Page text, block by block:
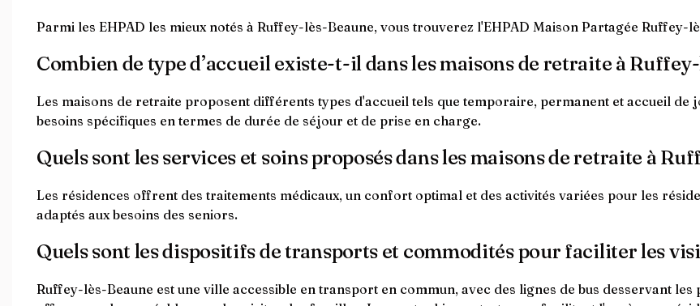
Parmi les EHPAD les mieux notés à Ruffey-lès-Beaune, vous trouverez l'EHPAD Maison Partagée Ruffey-
Combien de type d’accueil existe-t-il dans les maisons de retraite à
Les maisons de retraite proposent différents types d'accueil tels que temporaire, permanent et accueil de
besoins spécifiques en termes de durée de séjour et de prise en charge.
Quels sont les services et soins proposés dans les maisons de retraite à
Les résidences offrent des traitements médicaux, un confort optimal et des activités variées pour les
adaptés aux besoins des seniors.
Quels sont les dispositifs de transports et commodités pour faciliter les
Ruffey-lès-Beaune est une ville accessible en transport en commun, avec des lignes de bus desservant